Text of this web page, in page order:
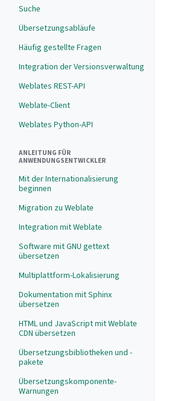
Suche
Übersetzungsabläufe
Häufig gestellte Fragen
Integration der Versionsverwaltung
Weblates REST-API
Weblate-Client
Weblates Python-API
ANLEITUNG FÜR
ANWENDUNGSENTWICKLER
Mit der Internationalisierung
beginnen
Migration zu Weblate
Integration mit Weblate
Software mit GNU gettext
übersetzen
Multiplattform-Lokalisierung
Dokumentation mit Sphinx
übersetzen
HTML und JavaScript mit Weblate
CDN übersetzen
Übersetzungsbibliotheken und -
pakete
Übersetzungskomponente-
Warnungen